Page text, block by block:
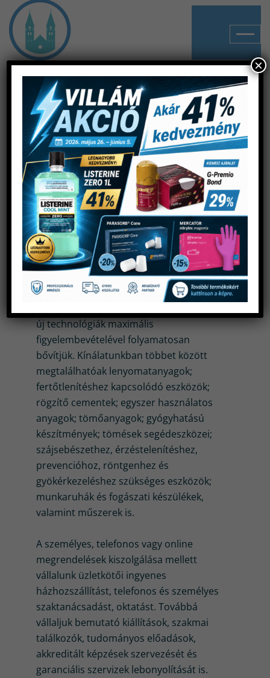
- KIVÁLÓ MINŐSÉGŰ FOGÁSZATI ANYAGOK
SZÉLES PALETTÁJA -
DÓM DENT -
FOGÁSZATI
SZAKKERESKEDÉS,
WEBÁRUHÁZ
A Dóm-Dent Kft. 1994. óta foglalkozik
fogászati anyagok kis- és
nagykereskedésével. Cégünknél az
elérhető fogászati anyagok körét a
új technológiák maximális
figyelembevételével folyamatosan
bővítjük. Kínálatunkban többet között
megtalálhatóak lenyomatanyagok;
fertőtlenítéshez kapcsolódó eszközök;
rögzítő cementek; egyszer használatos
anyagok; tömőanyagok; gyógyhatású
készítmények; tömések segédeszközei;
szájsebészethez, érzéstelenítéshez,
prevencióhoz, röntgenhez és
gyökérkezeléshez szükséges eszközök;
munkaruhák és fogászati készülékek,
valamint műszerek is.
A személyes, telefonos vagy online
megrendelések kiszolgálása mellett
vállalunk üzletkötői ingyenes
házhozszállítást, telefonos és személyes
szaktanácsadást, oktatást. Továbbá
vállaljuk bemutató kiállítások, szakmai
találkozók, tudományos előadások,
akkreditált képzések szervezését és
garanciális szervizek lebonyolítását is.
×